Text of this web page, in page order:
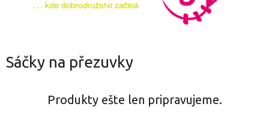
Sáčky na přezuvky
Produkty ešte len pripravujeme.